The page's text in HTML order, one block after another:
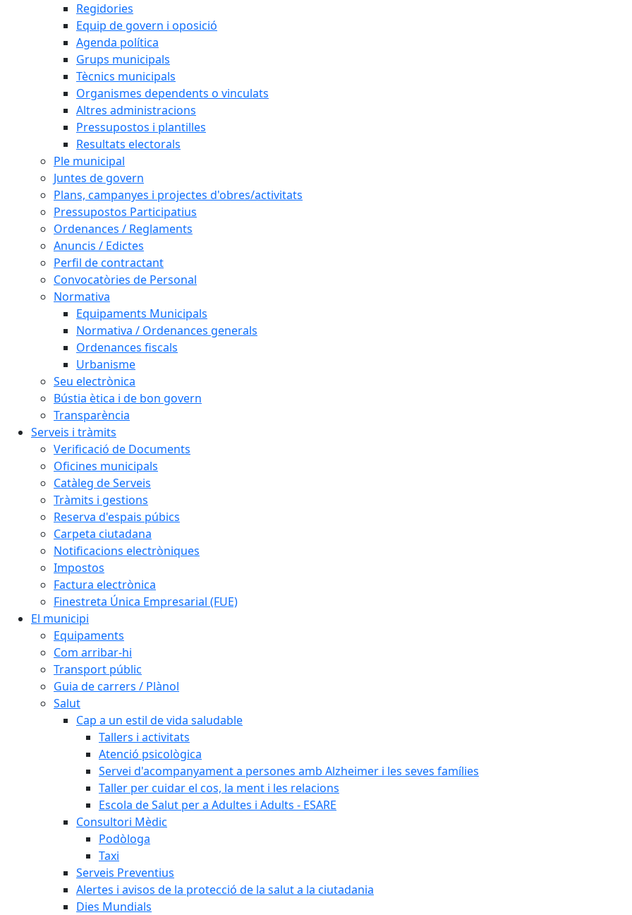
Regidories
Equip de govern i oposició
Agenda política
Grups municipals
Tècnics municipals
Organismes dependents o vinculats
Altres administracions
Pressupostos i plantilles
Resultats electorals
Ple municipal
Juntes de govern
Plans, campanyes i projectes d'obres/activitats
Pressupostos Participatius
Ordenances / Reglaments
Anuncis / Edictes
Perfil de contractant
Convocatòries de Personal
Normativa
Equipaments Municipals
Normativa / Ordenances generals
Ordenances fiscals
Urbanisme
Seu electrònica
Bústia ètica i de bon govern
Transparència
Serveis i tràmits
Verificació de Documents
Oficines municipals
Catàleg de Serveis
Tràmits i gestions
Reserva d'espais púbics
Carpeta ciutadana
Notificacions electròniques
Impostos
Factura electrònica
Finestreta Única Empresarial (FUE)
El municipi
Equipaments
Com arribar-hi
Transport públic
Guia de carrers / Plànol
Salut
Cap a un estil de vida saludable
Tallers i activitats
Atenció psicològica
Servei d'acompanyament a persones amb Alzheimer i les seves famílies
Taller per cuidar el cos, la ment i les relacions
Escola de Salut per a Adultes i Adults - ESARE
Consultori Mèdic
Podòloga
Taxi
Serveis Preventius
Alertes i avisos de la protecció de la salut a la ciutadania
Dies Mundials